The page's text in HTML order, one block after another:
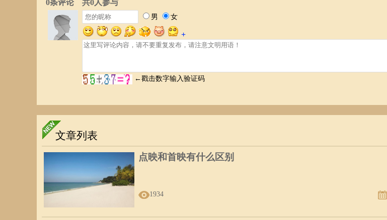
走ETC车道的免费车型，在免费期间上高速也是不要收费的。
但是要切记，走ETC进入高速公路的车辆，下高速时，一定要走
卡交给收费员处理。否则可能会在你下次上高速时产生费用。
以上就是小编为大家整理的春节高速免费相关内容，希望能够给大家带来帮助。
文章列表
点映和首映有什么区别
1934